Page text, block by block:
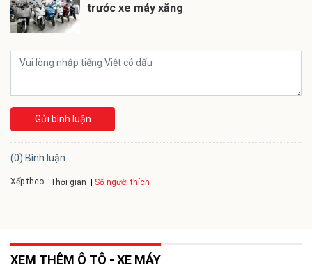
trước xe máy xăng
Gửi bình luận
(0) Bình luận
Xếp theo: Thời gian Số người thích
XEM THÊM Ô TÔ - XE MÁY